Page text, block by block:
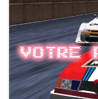
Votre